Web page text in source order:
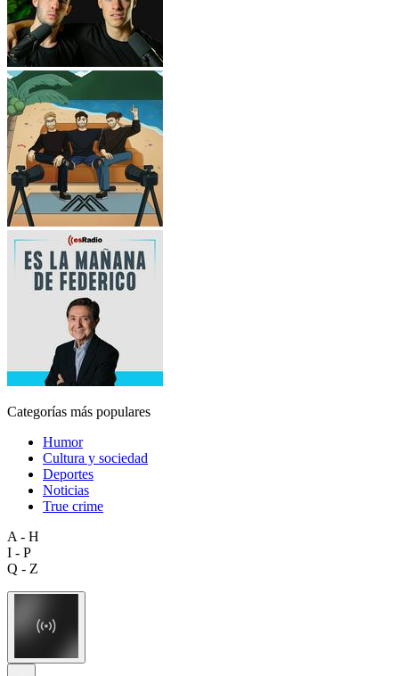
Categorías más populares
Humor
Cultura y sociedad
Deportes
Noticias
True crime
A - H
I - P
Q - Z